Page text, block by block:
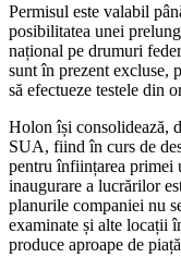
Permisul este valabil
posibilitatea unei
național pe drumuri
sunt în prezent excluse,
să efectueze testele din
Holon își consolidează,
SUA, fiind în curs de
pentru înființarea primei
inaugurare a lucrărilor
planurile companiei nu
examinate și alte locații
produce aproape de